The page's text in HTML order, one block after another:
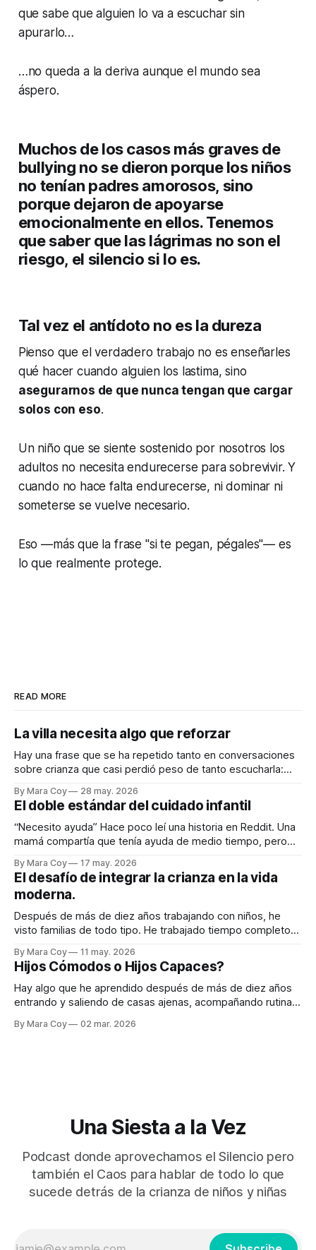
que sabe que alguien lo va a escuchar sin
apurarlo…
…no queda a la deriva aunque el mundo sea
áspero.
Muchos de los casos más graves de
bullying no se dieron porque los niños
no tenían padres amorosos, sino
porque dejaron de apoyarse
emocionalmente en ellos. Tenemos
que saber que las lágrimas no son el
riesgo, el silencio si lo es.
Tal vez el antídoto no es la dureza
Pienso que el verdadero trabajo no es enseñarles
qué hacer cuando alguien los lastima, sino
asegurarnos de que nunca tengan que cargar
solos con eso.
Un niño que se siente sostenido por nosotros los
adultos no necesita endurecerse para sobrevivir. Y
cuando no hace falta endurecerse, ni dominar ni
someterse se vuelve necesario.
Eso —más que la frase "si te pegan, pégales"— es
lo que realmente protege.
READ MORE
La villa necesita algo que reforzar
Hay una frase que se ha repetido tanto en conversaciones
sobre crianza que casi perdió peso de tanto escucharla:
creyendo profundamente que es verdad. Lo creo como
cuidadora. Lo creo como maestra. Lo creo como tía. Lo
creo
By Mara Coy 28 may. 2026
El doble estándar del cuidado infantil
“Necesito ayuda” Hace poco leí una historia en Reddit. Una
mamá compartía que tenía ayuda de medio tiempo, pero
que realmente no “necesitaba” más ayuda para sobrevivir,
pero que honestamente le haría bien: a su relación, a su
descanso, a
By Mara Coy 17 may. 2026
El desafío de integrar la crianza en la vida
moderna.
Después de más de diez años trabajando con niños, he
visto familias de todo tipo. He trabajado tiempo completo
sostienen profundamente la formación emocional y humana
de sus hijos. Y también he trabajado medio tiempo con
By Mara Coy 11 may. 2026
Hijos Cómodos o Hijos Capaces?
Hay algo que he aprendido después de más de diez años
entrando y saliendo de casas ajenas, acompañando rutinas
maternidad moderna está cansada. Lo digo con respeto. Lo
By Mara Coy 02 mar. 2026
Una Siesta a la Vez
Podcast donde aprovechamos el Silencio pero
también el Caos para hablar de todo lo que
sucede detrás de la crianza de niños y niñas